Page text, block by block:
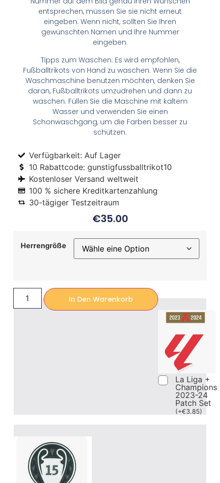
entsprechen, müssen Sie sie nicht erneut
eingeben. Wenn nicht, sollten Sie Ihren
gewünschten Namen und Ihre Nummer
eingeben.
Tipps zum Waschen: Es wird empfohlen,
Fußballtrikots von Hand zu waschen. Wenn Sie die
Waschmaschine benutzen möchten, denken Sie
daran, Fußballtrikots umzudrehen und dann zu
waschen. Füllen Sie die Maschine mit kaltem
Wasser und verwenden Sie einen
Schonwaschgang, um die Farben besser zu
schützen.
Verfügbarkeit: Auf Lager
10 Rabattcode: gunstigfussballtrikot10
Kostenloser Versand weltweit
100 % sichere Kreditkartenzahlung
30-tägiger Testzeitraum
€35.00
Herrengröße
In Den Warenkorb
La Liga +
Champions
2023-24
Patch Set
(+€3.85)